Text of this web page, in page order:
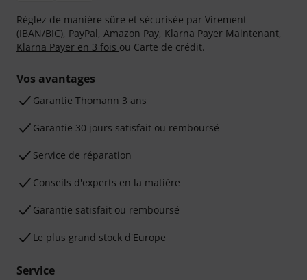
Réglez de manière sûre et sécurisée par Virement
(IBAN/BIC), PayPal, Amazon Pay, Klarna Payer Maintenant,
Klarna Payer en 3 fois ou Carte de crédit.
Vos avantages
Ga­ran­tie Thomann 3 ans
Garantie 30 jours satisfait ou remboursé
Service de réparation
Conseils d'experts en la matière
Garantie satisfait ou remboursé
Le plus grand stock d'Europe
Service